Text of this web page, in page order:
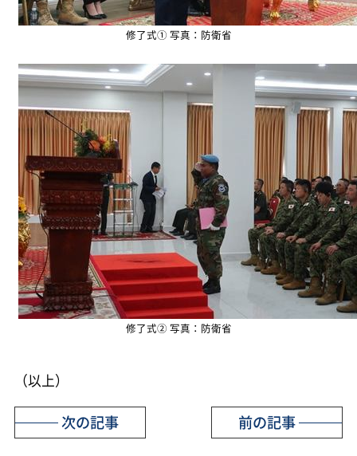
修了式① 写真：防衛省
修了式② 写真：防衛省
（以上）
前の記事
次の記事